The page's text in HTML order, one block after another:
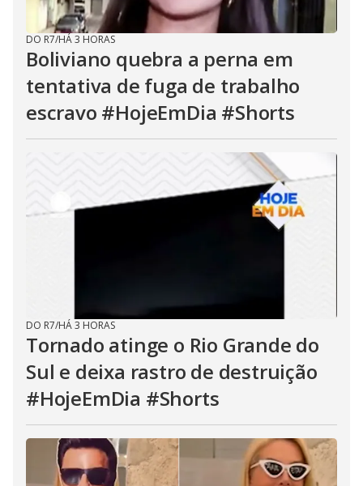
DO R7/HÁ 3 HORAS
Boliviano quebra a perna em
tentativa de fuga de trabalho
escravo #HojeEmDia #Shorts
DO R7/HÁ 3 HORAS
Tornado atinge o Rio Grande do
Sul e deixa rastro de destruição
#HojeEmDia #Shorts